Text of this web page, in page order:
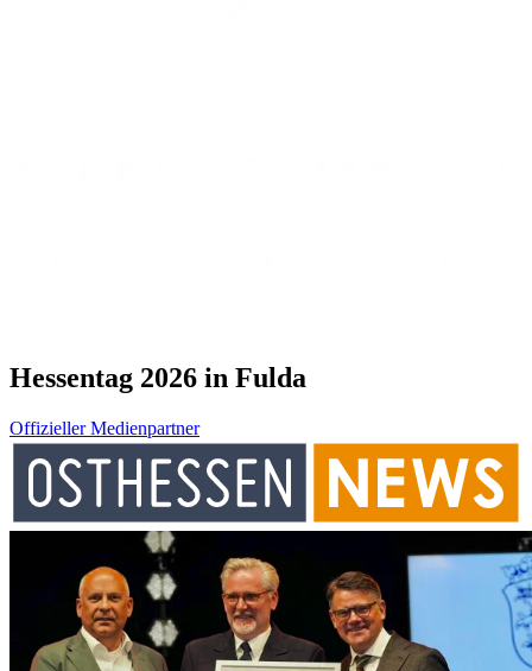
Hessentag 2026 in Fulda
Offizieller Medienpartner